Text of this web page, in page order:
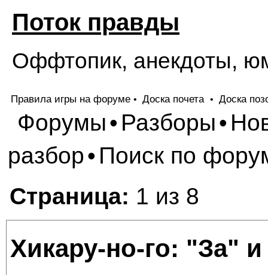
Поток правды
Оффтопик, анекдоты,
Правила игры на форуме • Доска почета • Доска
Форумы• Разборы•
разбор• Поиск по
Страница: 1 из 8
Хикару-но-го: "За"